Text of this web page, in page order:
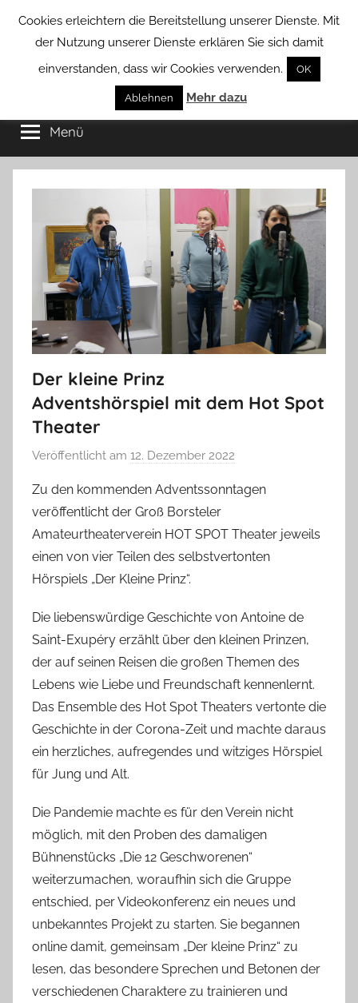
Borstel
von
Groß
Borstel
Menü
Der kleine Prinz
Adventshörspiel mit dem Hot Spot
Theater
Veröffentlicht am 12. Dezember 2022
n
a
b
B
i
e
n
a
s
c
Zu den kommenden Adventssonntagen
veröffentlicht der Groß Borsteler
Amateurtheaterverein HOT SPOT Theater jeweils
einen von vier Teilen des selbstvertonten
Hörspiels „Der Kleine Prinz“.
Die liebenswürdige Geschichte von Antoine de
Saint-Exupéry erzählt über den kleinen Prinzen,
der auf seinen Reisen die großen Themen des
Lebens wie Liebe und Freundschaft kennenlernt.
Das Ensemble des Hot Spot Theaters vertonte die
Geschichte in der Corona-Zeit und machte daraus
ein herzliches, aufregendes und witziges Hörspiel
für Jung und Alt.
Die Pandemie machte es für den Verein nicht
möglich, mit den Proben des damaligen
Bühnenstücks „Die 12 Geschworenen“
weiterzumachen, woraufhin sich die Gruppe
entschied, per Videokonferenz ein neues und
unbekanntes Projekt zu starten. Sie begannen
online damit, gemeinsam „Der kleine Prinz“ zu
lesen, das besondere Sprechen und Betonen der
verschiedenen Charaktere zu trainieren und
Cookies erleichtern die Bereitstellung unserer Dienste. Mit
der Nutzung unserer Dienste erklären Sie sich damit
einverstanden, dass wir Cookies verwenden.
OK
Ablehnen Mehr dazu